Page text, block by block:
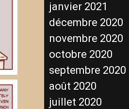
janvier 2021
décembre 2020
novembre 2020
octobre 2020
septembre 2020
août 2020
juillet 2020